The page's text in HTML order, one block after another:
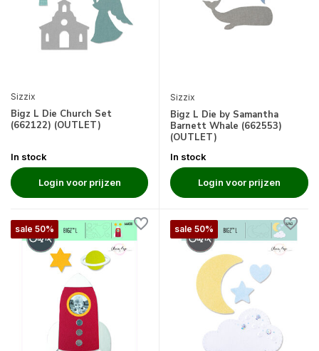
Sizzix
Bigz L Die Church Set
(662122) (OUTLET)
In stock
Login voor prijzen
Sizzix
Bigz L Die by Samantha
Barnett Whale (662553)
(OUTLET)
In stock
Login voor prijzen
sale 50% sale 50%